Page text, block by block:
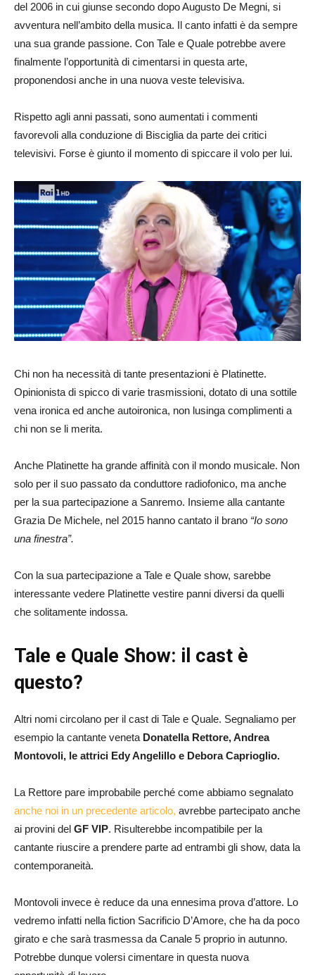
del 2006 in cui giunse secondo dopo Augusto De Megni, si
avventura nell’ambito della musica. Il canto infatti è da sempre
una sua grande passione. Con Tale e Quale potrebbe avere
finalmente l’opportunità di cimentarsi in questa arte,
proponendosi anche in una nuova veste televisiva.
Rispetto agli anni passati, sono aumentati i commenti
favorevoli alla conduzione di Bisciglia da parte dei critici
televisivi. Forse è giunto il momento di spiccare il volo per lui.
Chi non ha necessità di tante presentazioni è Platinette.
Opinionista di spicco di varie trasmissioni, dotato di una sottile
vena ironica ed anche autoironica, non lusinga complimenti a
chi non se li merita.
Anche Platinette ha grande affinità con il mondo musicale. Non
solo per il suo passato da conduttore radiofonico, ma anche
per la sua partecipazione a Sanremo. Insieme alla cantante
Grazia De Michele, nel 2015 hanno cantato il brano “Io sono
una finestra”.
Con la sua partecipazione a Tale e Quale show, sarebbe
interessante vedere Platinette vestire panni diversi da quelli
che solitamente indossa.
Tale e Quale Show: il cast è
questo?
Altri nomi circolano per il cast di Tale e Quale. Segnaliamo per
esempio la cantante veneta Donatella Rettore, Andrea
Montovoli, le attrici Edy Angelillo e Debora Caprioglio.
La Rettore pare improbabile perché come abbiamo segnalato
anche noi in un precedente articolo, avrebbe partecipato anche
ai provini del GF VIP. Risulterebbe incompatibile per la
cantante riuscire a prendere parte ad entrambi gli show, data la
contemporaneità.
Montovoli invece è reduce da una ennesima prova d’attore. Lo
vedremo infatti nella fiction Sacrificio D’Amore, che ha da poco
girato e che sarà trasmessa da Canale 5 proprio in autunno.
Potrebbe dunque volersi cimentare in questa nuova